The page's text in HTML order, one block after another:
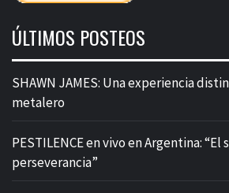
ÚLTIMOS POSTEOS
SHAWN JAMES: Una experiencia
metalero
PESTILENCE en vivo en Argentina: “El
perseverancia”